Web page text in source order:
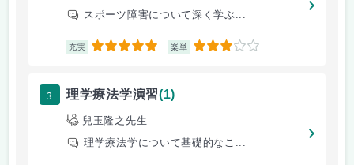
スポーツ障害について深く学ぶ...
充実 5 楽単 3
3 理学療法学演習(1)
兒玉隆之先生
理学療法学について基礎的なこ...